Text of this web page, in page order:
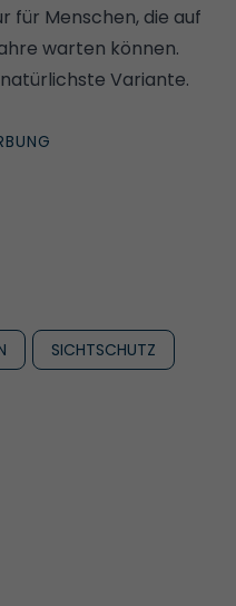
für Menschen, die auf
warten können.
Variante.
SICHTSCHUTZ